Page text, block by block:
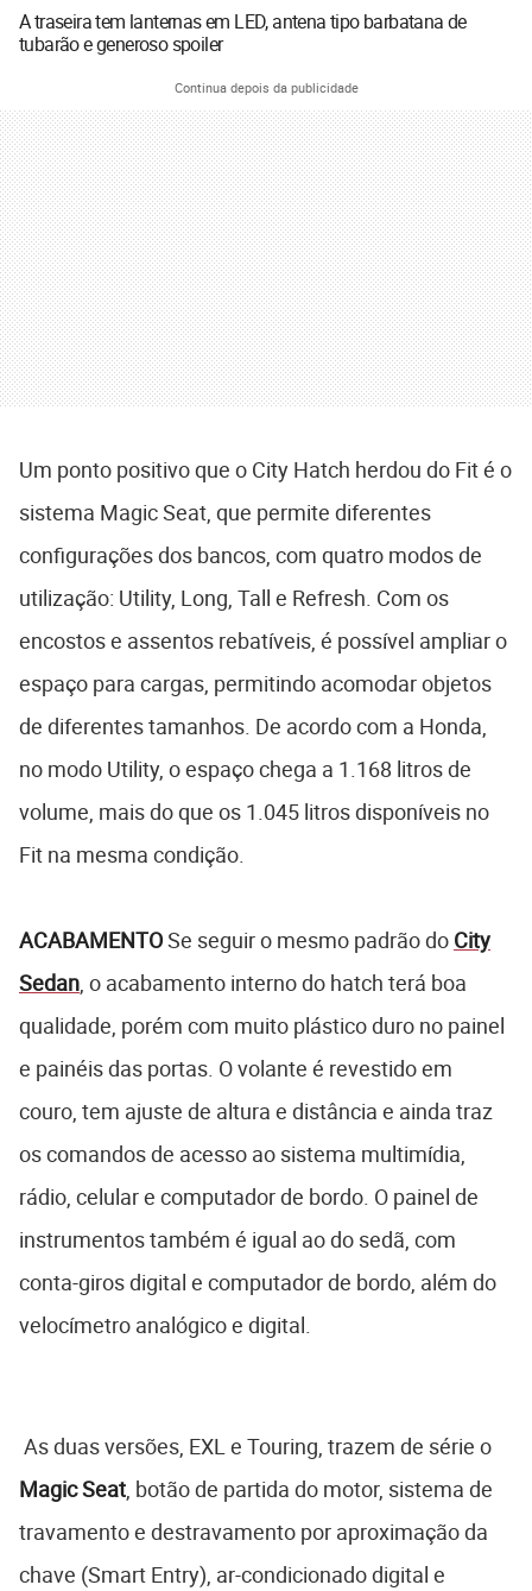
A traseira tem lanternas em LED, antena tipo barbatana de
tubarão e generoso spoiler
Continua depois da publicidade
Um ponto positivo que o City Hatch herdou do Fit é o
sistema Magic Seat, que permite diferentes
configurações dos bancos, com quatro modos de
utilização: Utility, Long, Tall e Refresh. Com os
encostos e assentos rebatíveis, é possível ampliar o
espaço para cargas, permitindo acomodar objetos
de diferentes tamanhos. De acordo com a Honda,
no modo Utility, o espaço chega a 1.168 litros de
volume, mais do que os 1.045 litros disponíveis no
Fit na mesma condição.
ACABAMENTOSe seguir o mesmo padrão do City
Sedan, o acabamento interno do hatch terá boa
qualidade, porém com muito plástico duro no painel
e painéis das portas. O volante é revestido em
couro, tem ajuste de altura e distância e ainda traz
os comandos de acesso ao sistema multimídia,
rádio, celular e computador de bordo. O painel de
instrumentos também é igual ao do sedã, com
conta-giros digital e computador de bordo, além do
velocímetro analógico e digital.
As duas versões, EXL e Touring, trazem de série o
Magic Seat, botão de partida do motor, sistema de
travamento e destravamento por aproximação da
chave (Smart Entry), ar-condicionado digital e